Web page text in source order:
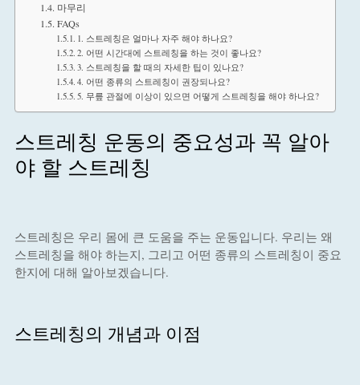
마무리
FAQs
1. 스트레칭은 얼마나 자주 해야 하나요?
2. 어떤 시간대에 스트레칭을 하는 것이 좋나요?
3. 스트레칭을 할 때의 자세한 팁이 있나요?
4. 어떤 종류의 스트레칭이 권장되나요?
5. 무릎 관절에 이상이 있으면 어떻게 스트레칭을 해야 하나요?
스트레칭 운동의 중요성과 꼭 알아
야 할 스트레칭
스트레칭은 우리 몸에 큰 도움을 주는 운동입니다. 우리는 왜
스트레칭을 해야 하는지, 그리고 어떤 종류의 스트레칭이 중요
한지에 대해 알아보겠습니다.
스트레칭의 개념과 이점